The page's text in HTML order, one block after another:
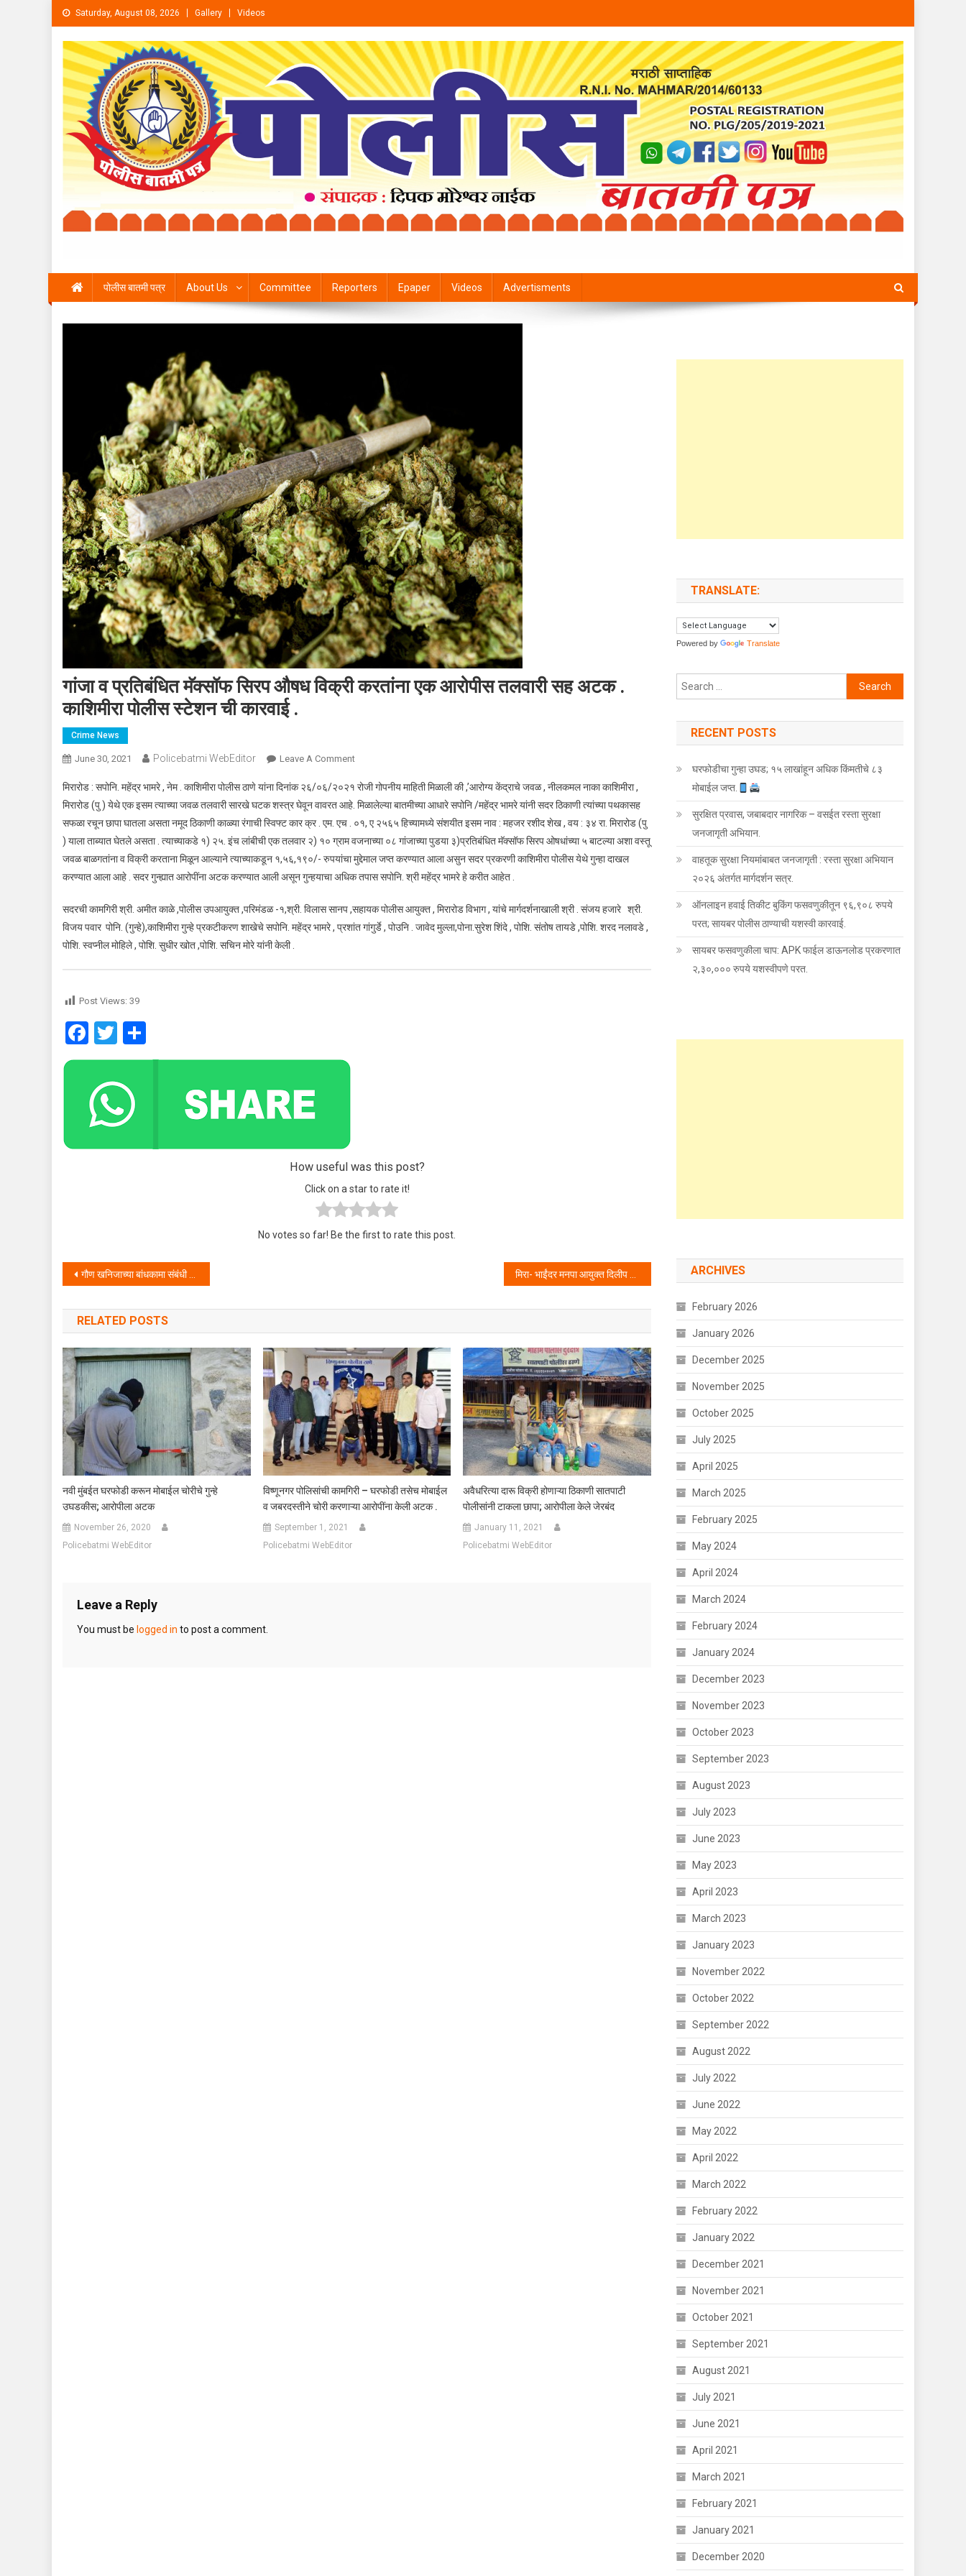
Skip to content
Saturday, August 08, 2026 Gallery Videos
पोलीस बातमी पत्र About Us Committee Reporters Epaper Videos Advertisments
गांजा व प्रतिबंधित मॅक्सॉफ सिरप औषध विक्री करतांना एक आरोपीस तलवारी सह अटक .
काशिमीरा पोलीस स्टेशन ची कारवाई .
Crime News
June 30, 2021 Policebatmi WebEditor Leave A Comment
मिरारोड : सपोनि. महेंद्र भामरे , नेम . काशिमीरा पोलीस ठाणे यांना दिनांक २६/०६/२०२१ रोजी गोपनीय माहिती मिळाली की ,’आरोग्य केंद्राचे जवळ , नीलकमल नाका काशिमीरा ,
मिरारोड (पु ) येथे एक इसम त्याच्या जवळ तलवारी सारखे घटक शस्त्र घेवून वावरत आहे. मिळालेल्या बातमीच्या आधारे सपोनि /महेंद्र भामरे यांनी सदर ठिकाणी त्यांच्या पथकासह
सफळा रचून छापा घातला असता नमूद ठिकाणी काळ्या रंगाची स्विफ्ट कार क्र . एम. एच . ०१, ए २५६५ हिच्यामध्ये संशयीत इसम नाव : महजर रशीद शेख , वय : ३४ रा. मिरारोड (पु
) याला ताब्यात घेतले असता . त्याच्याकडे १) २५. इंच लांबीची एक तलवार २) १० ग्राम वजनाच्या ०८ गांजाच्या पुडया ३)प्रतिबंधित मॅक्सॉफ सिरप ओषधांच्या ५ बाटल्या अशा वस्तू
जवळ बाळगतांना व विक्री करताना मिळून आल्याने त्याच्याकडून १,५६,१९०/- रुपयांचा मुद्देमाल जप्त करण्यात आला असुन सदर प्रकरणी काशिमीरा पोलीस येथे गुन्हा दाखल
करण्यात आला आहे . सदर गुन्ह्यात आरोपींना अटक करण्यात आली असून गुन्हयाचा अधिक तपास सपोनि. श्री महेंद्र भामरे हे करीत आहेत .
सदरची कामगिरी श्री. अमीत काळे ,पोलीस उपआयुक्त ,परिमंडळ -१,श्री. विलास सानप ,सहायक पोलीस आयुक्त , मिरारोड विभाग , यांचे मार्गदर्शनाखाली श्री . संजय हजारे श्री.
विजय पवार पोनि. (गुन्हे),काशिमीरा गुन्हे प्रकटीकरण शाखेचे सपोनि. महेंद्र भामरे , प्रशांत गांगुर्डे , पोउनि . जावेद मुल्ला,पोना.सुरेश शिंदे , पोशि. संतोष तायडे ,पोशि. शरद नलावडे ,
पोशि. स्वप्नील मोहिले , पोशि. सुधीर खोत ,पोशि. सचिन मोरे यांनी केली .
Post Views: 39
Facebook
Twitter
How useful was this post?
Click on a star to rate it!
No votes so far! Be the first to rate this post.
Post navigation
गौण खनिजाच्या बांधकामा संबंधी १ जुले २०२१ रोजी पासून राज्यात नवीन दर लागु होणार . मिरा- भाईंदर मनपा आयुक्त दिलीप ढोले यांनी कोव्हीड -19 चे उल्लंघन करणाऱ्यावर केली धडक कारवाई.
RELATED POSTS
नवी मुंबईत घरफोडी करून मोबाईल चोरीचे गुन्हे
उघडकीस; आरोपीला अटक
November 26, 2020
Policebatmi WebEditor
विष्णूनगर पोलिसांची कामगिरी – घरफोडी तसेच मोबाईल
व जबरदस्तीने चोरी करणाऱ्या आरोपींना केली अटक .
September 1, 2021
Policebatmi WebEditor
अवैधरित्या दारू विक्री होणाऱ्या ठिकाणी सातपाटी
पोलीसांनी टाकला छापा; आरोपीला केले जेरबंद
January 11, 2021
Policebatmi WebEditor
Leave a Reply
You must be logged in to post a comment.
TRANSLATE:
Powered by Translate
Search for:
RECENT POSTS
घरफोडीचा गुन्हा उघड; १५ लाखांहून अधिक किंमतीचे ८३
मोबाईल जप्त.
सुरक्षित प्रवास, जबाबदार नागरिक – वसईत रस्ता सुरक्षा
जनजागृती अभियान.
वाहतूक सुरक्षा नियमांबाबत जनजागृती : रस्ता सुरक्षा अभियान
२०२६ अंतर्गत मार्गदर्शन सत्र.
ऑनलाइन हवाई तिकीट बुकिंग फसवणुकीतून ९६,९०८ रुपये
परत; सायबर पोलीस ठाण्याची यशस्वी कारवाई.
सायबर फसवणुकीला चाप: APK फाईल डाऊनलोड प्रकरणात
२,३०,००० रुपये यशस्वीपणे परत.
ARCHIVES
February 2026
January 2026
December 2025
November 2025
October 2025
July 2025
April 2025
March 2025
February 2025
May 2024
April 2024
March 2024
February 2024
January 2024
December 2023
November 2023
October 2023
September 2023
August 2023
July 2023
June 2023
May 2023
April 2023
March 2023
January 2023
November 2022
October 2022
September 2022
August 2022
July 2022
June 2022
May 2022
April 2022
March 2022
February 2022
January 2022
December 2021
November 2021
October 2021
September 2021
August 2021
July 2021
June 2021
April 2021
March 2021
February 2021
January 2021
December 2020